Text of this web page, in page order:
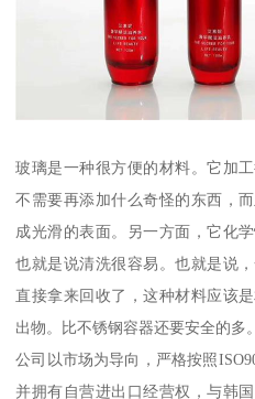
玻璃是一种很方便的材料。它加
不需要再添加什么奇怪的东西，
成光滑的表面。另一方面，它化
也就是说清洗很容易。也就是说
直接拿来回收了，这种材料应该
出物。比不锈钢容器还要安全的多。
公司以市场为导向，严格按照
并拥有自营进出口经营权，与韩